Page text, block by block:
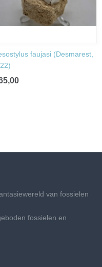
faujasi (Desmarest,
van fossielen
fossielen en